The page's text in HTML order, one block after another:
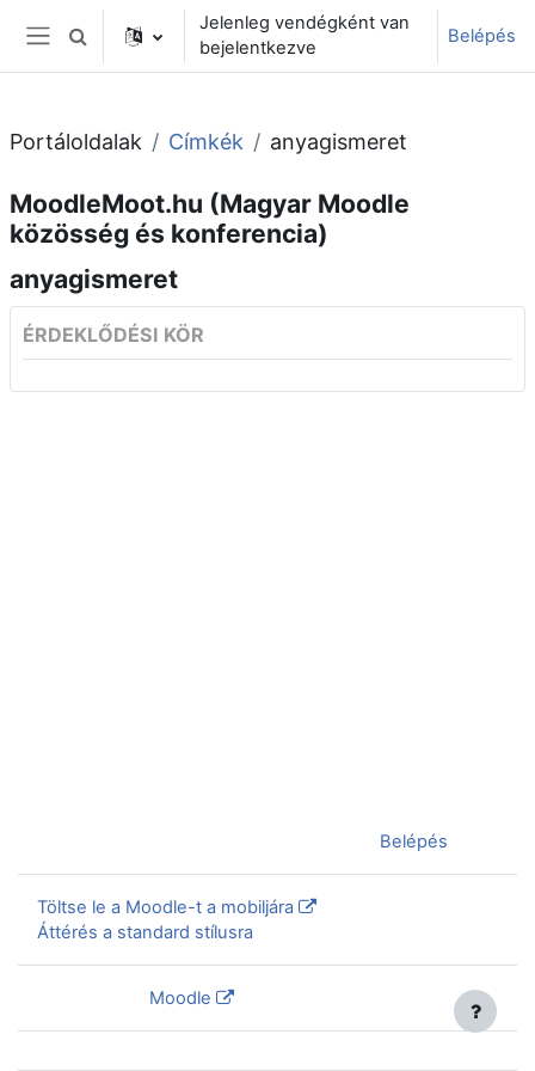
Tovább a fő tartalomhoz
Oldalpanel
Keresési bemeneti adatok váltása
Jelenleg vendégként van
bejelentkezve
Belépés
Portáloldalak Címkék anyagismeret
MoodleMoot.hu (Magyar Moodle
közösség és konferencia)
anyagismeret
ÉRDEKLŐDÉSI KÖR
Belépés
Töltse le a Moodle-t a mobiljára
Áttérés a standard stílusra
Moodle